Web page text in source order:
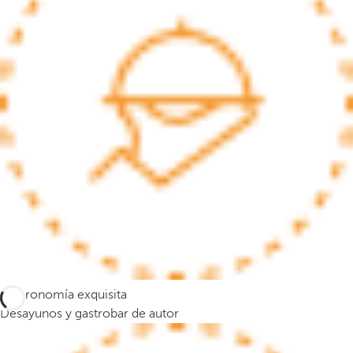
e
m
u
e
v
e
a
r
a
Gastronomía exquisita
Desayunos y gastrobar de autor